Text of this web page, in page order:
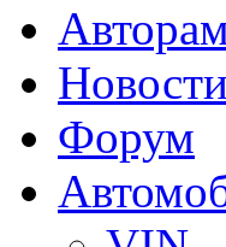
Форум